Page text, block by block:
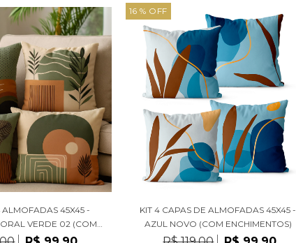
ALMOFADAS 45X45 -
VERDE 02 (COM
16 % OFF
KIT 4 CAPAS DE ALMOFADAS 45X45 -
AZUL NOVO (COM ENCHIMENTOS)